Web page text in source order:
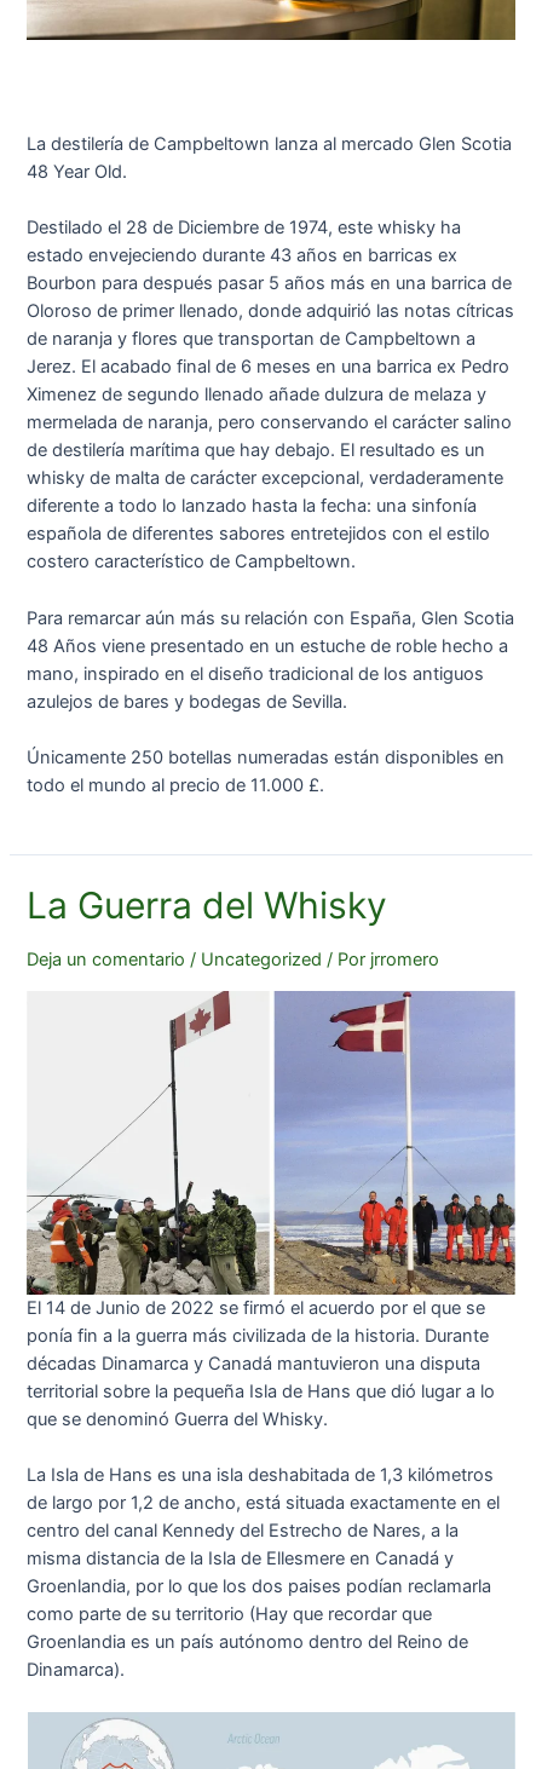
La destilería de Campbeltown lanza al mercado Glen Scotia
48 Year Old.
Destilado el 28 de Diciembre de 1974, este whisky ha
estado envejeciendo durante 43 años en barricas ex
Bourbon para después pasar 5 años más en una barrica de
Oloroso de primer llenado, donde adquirió las notas cítricas
de naranja y flores que transportan de Campbeltown a
Jerez. El acabado final de 6 meses en una barrica ex Pedro
Ximenez de segundo llenado añade dulzura de melaza y
mermelada de naranja, pero conservando el carácter salino
de destilería marítima que hay debajo. El resultado es un
whisky de malta de carácter excepcional, verdaderamente
diferente a todo lo lanzado hasta la fecha: una sinfonía
española de diferentes sabores entretejidos con el estilo
costero característico de Campbeltown.
Para remarcar aún más su relación con España, Glen Scotia
48 Años viene presentado en un estuche de roble hecho a
mano, inspirado en el diseño tradicional de los antiguos
azulejos de bares y bodegas de Sevilla.
Únicamente 250 botellas numeradas están disponibles en
todo el mundo al precio de 11.000 £.
La Guerra del Whisky
Deja un comentario / Uncategorized / Por jrromero
El 14 de Junio de 2022 se firmó el acuerdo por el que se
ponía fin a la guerra más civilizada de la historia. Durante
décadas Dinamarca y Canadá mantuvieron una disputa
territorial sobre la pequeña Isla de Hans que dió lugar a lo
que se denominó Guerra del Whisky.
La Isla de Hans es una isla deshabitada de 1,3 kilómetros
de largo por 1,2 de ancho, está situada exactamente en el
centro del canal Kennedy del Estrecho de Nares, a la
misma distancia de la Isla de Ellesmere en Canadá y
Groenlandia, por lo que los dos paises podían reclamarla
como parte de su territorio (Hay que recordar que
Groenlandia es un país autónomo dentro del Reino de
Dinamarca).